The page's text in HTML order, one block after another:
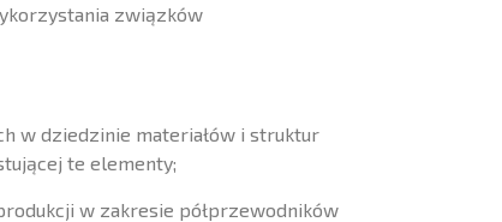
związków
w dziedzinie materiałów i struktur
te elementy;
w zakresie półprzewodników